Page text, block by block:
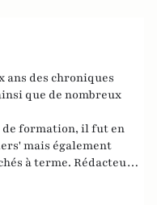
ans des chroniques
que de nombreux
formation, il fut en
mais également
à terme. Rédacteur
chaque jour ses
dans